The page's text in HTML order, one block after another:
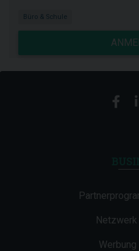
Büro & Schule
Netzwerk